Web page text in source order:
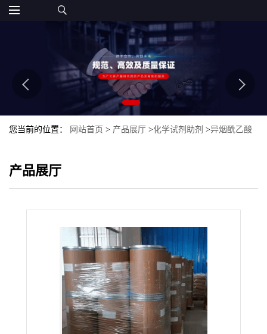
您当前的位置： 网站首页 > 产品展厅 >化学试剂助剂 >异烟酰乙酸
产品展厅